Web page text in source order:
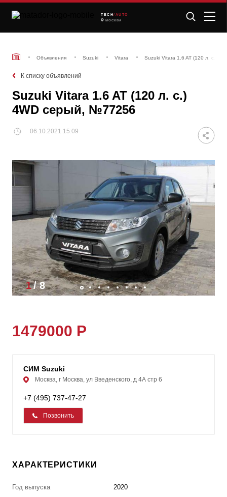
TECH /AUTO
МОСКВА
Объявления Suzuki Vitara Suzuki Vitara 1.6 AT (120 л. с.)
К списку объявлений
Suzuki Vitara 1.6 AT (120 л. с.)
4WD серый, №77256
06.10.2021 15:09
1/8
1479000 Р
СИМ Suzuki
Москва, г Москва, ул Введенского, д 4А стр 6
+7 (495) 737-47-27
Позвонить
ХАРАКТЕРИСТИКИ
Год выпуска
2020